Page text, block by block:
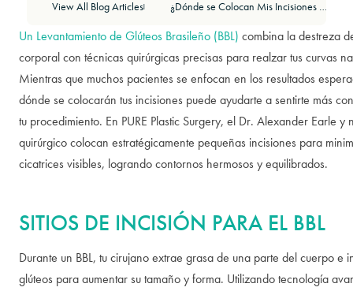
View All Blog Articles ¿Dónde se Colocan Mis Incisiones Durante un BBL?
Un Levantamiento de Glúteos Brasileño (BBL) combina la destreza
corporal con técnicas quirúrgicas precisas para realzar tus curvas
Mientras que muchos pacientes se enfocan en los resultados
dónde se colocarán tus incisiones puede ayudarte a sentirte más
tu procedimiento. En PURE Plastic Surgery, el Dr. Alexander Earle y
quirúrgico colocan estratégicamente pequeñas incisiones para
cicatrices visibles, logrando contornos hermosos y equilibrados.
SITIOS DE INCISIÓN PARA EL BBL
Durante un BBL, tu cirujano extrae grasa de una parte del cuerpo e
glúteos para aumentar su tamaño y forma. Utilizando tecnología